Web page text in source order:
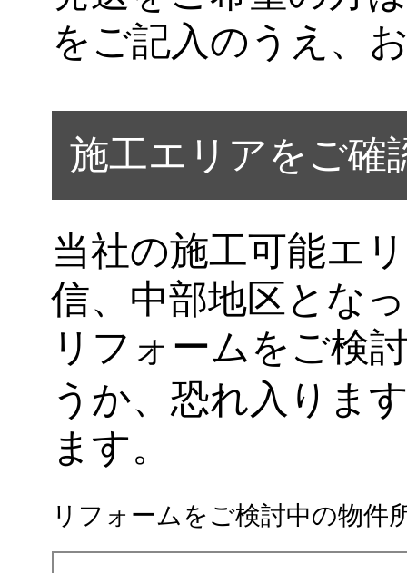
をご記入のうえ、
施工エリアをご確
当社の施工可能エ
信、中部地区とな
リフォームをご検
うか、恐れ入りま
ます。
リフォームをご検討中の物件